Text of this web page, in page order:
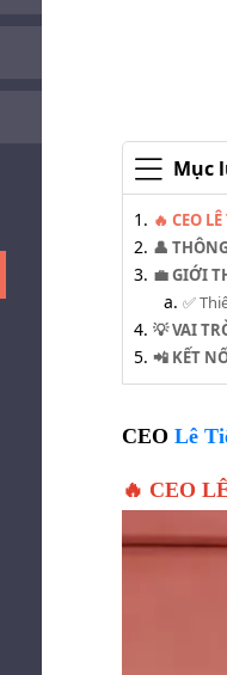
Mục
🔥 CEO
👤
💼 GIỚI
✅
💡 VAI
📲 KẾT
CEOLê
🔥 CEO